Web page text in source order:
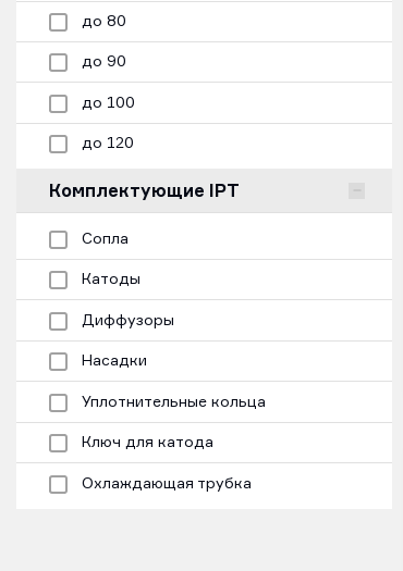
до 80
до 90
до 100
до 120
Комплектующие IPT
Сопла
Катоды
Диффузоры
Насадки
Уплотнительные кольца
Ключ для катода
Охлаждающая трубка